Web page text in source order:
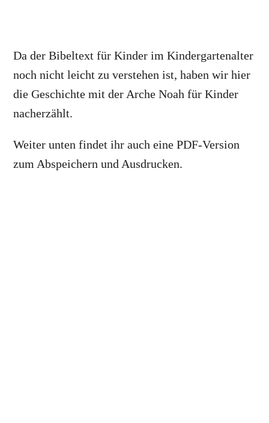
Da der Bibeltext für Kinder im Kindergartenalter
noch nicht leicht zu verstehen ist, haben wir hier
die Geschichte mit der Arche Noah für Kinder
nacherzählt.
Weiter unten findet ihr auch eine PDF-Version
zum Abspeichern und Ausdrucken.